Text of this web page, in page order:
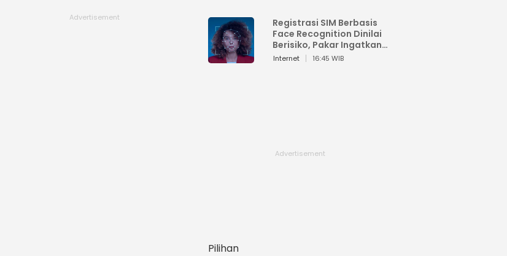
Registrasi SIM Berbasis
Face Recognition Dinilai
Berisiko, Pakar Ingatkan
Ancaman Privasi dan
Internet 16:45 WIB
Pilihan